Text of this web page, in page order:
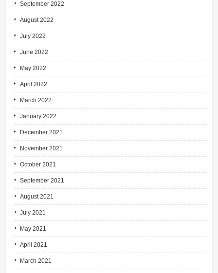
September 2022
August 2022
July 2022
June 2022
May 2022
April 2022
March 2022
January 2022
December 2021
November 2021
October 2021
September 2021
August 2021
July 2021
May 2021
April 2021
March 2021